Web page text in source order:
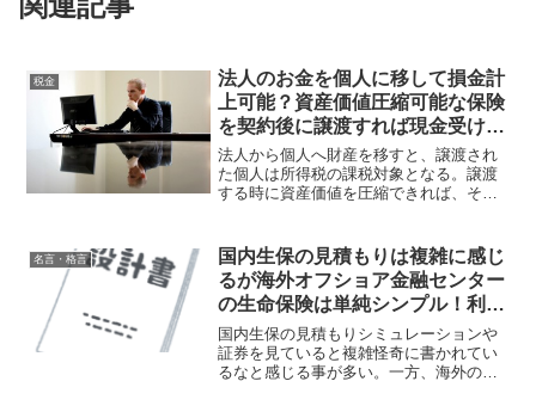
税金
法人のお金を個人に移して損金計
上可能？資産価値圧縮可能な保険
を契約後に譲渡すれば現金受け取
りより個人所得税&贈与税節税の
効果大！
法人から個人へ財産を移すと、譲渡され
た個人は所得税の課税対象となる。譲渡
する時に資産価値を圧縮できれば、その
るメリットがある。そうした保険がかつ
て日本にあったのだが...
名言・格言
国内生保の見積もりは複雑に感じ
るが海外オフショア金融センター
の生命保険は単純シンプル！利回
りの差も顕著で金融格差・情報格
差大！
国内生保の見積もりシミュレーションや
証券を見ていると複雑怪奇に書かれてい
るなと感じる事が多い。一方、海外の生